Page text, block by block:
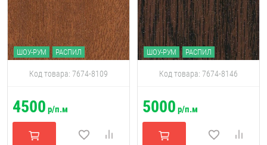
ШОУ-РУМ РАСПИЛ
Код товара: 7674-8109
4500 р/п.м
ШОУ-РУМ РАСПИЛ
Код товара: 7674-8146
5000 р/п.м